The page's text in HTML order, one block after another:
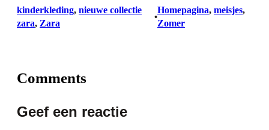
kinderkleding, nieuwe collectie
zara, Zara
•
Homepagina, meisjes ,
Zomer
Comments
Geef een reactie